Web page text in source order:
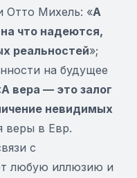
Отто Михель: «А
что надеются,
реальностей»;
на будущее
А вера — это залог
невидимых
веры в Евр.
с
любую иллюзию и